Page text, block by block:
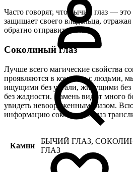
Часто говорят, что бычий глаз —
защищает своего владельца,
обратно отправителю.
Соколиный глаз
Лучше всего магические свойства
проявляются в контакте с людьми,
ищущими без устали, живущими без
без жадности. Камень видит много
увидеть невооруженным глазом.
информацию соколиный глаз
Камни
БЫЧИЙ ГЛАЗ,
ГЛАЗ